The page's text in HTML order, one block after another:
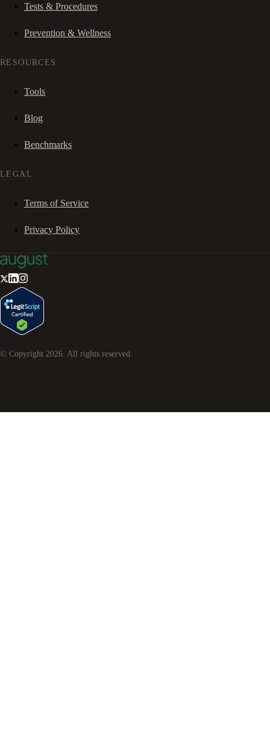
Tests & Procedures
Prevention & Wellness
RESOURCES
Tools
Blog
Benchmarks
LEGAL
Terms of Service
Privacy Policy
© Copyright 2026 . All rights reserved.